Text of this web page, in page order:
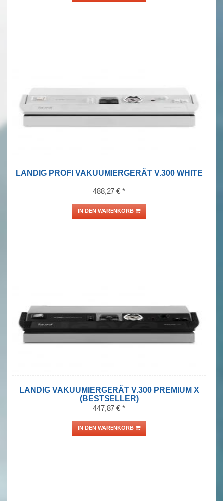
LANDIG PROFI VAKUUMIERGERÄT V.300 WHITE
488,27 € *
IN DEN WARENKORB
LANDIG VAKUUMIERGERÄT V.300 PREMIUM X
(BESTSELLER)
447,87 € *
IN DEN WARENKORB